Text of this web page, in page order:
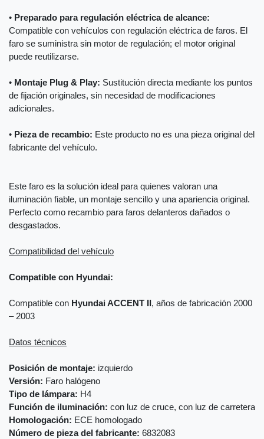
• Preparado para regulación eléctrica de alcance:
Compatible con vehículos con regulación eléctrica de faros. El
faro se suministra sin motor de regulación; el motor original
puede reutilizarse.
• Montaje Plug & Play: Sustitución directa mediante los puntos
de fijación originales, sin necesidad de modificaciones
adicionales.
• Pieza de recambio: Este producto no es una pieza original del
fabricante del vehículo.
Este faro es la solución ideal para quienes valoran una
iluminación fiable, un montaje sencillo y una apariencia original.
Perfecto como recambio para faros delanteros dañados o
desgastados.
Compatibilidad del vehículo
Compatible con Hyundai:
Compatible con Hyundai ACCENT II , años de fabricación 2000
– 2003
Datos técnicos
Posición de montaje: izquierdo
Versión: Faro halógeno
Tipo de lámpara: H4
Función de iluminación: con luz de cruce, con luz de carretera
Homologación: ECE homologado
Número de pieza del fabricante: 6832083